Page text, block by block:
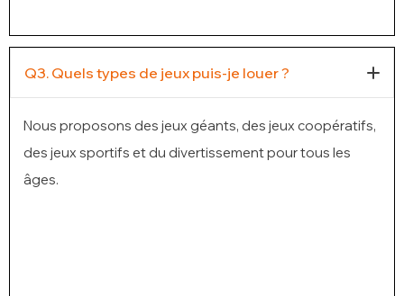
Q3. Quels types de jeux puis-je louer ?
Nous proposons des jeux géants, des jeux coopératifs,
des jeux sportifs et du divertissement pour tous les
âges.